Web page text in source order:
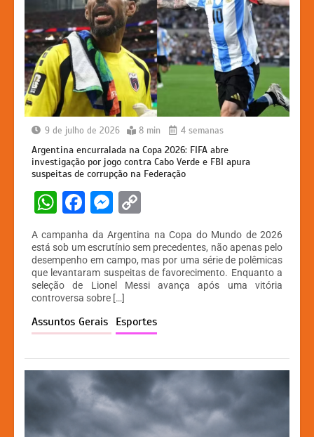
9 de julho de 2026 8 min 4 semanas
Argentina encurralada na Copa 2026: FIFA abre
investigação por jogo contra Cabo Verde e FBI apura
suspeitas de corrupção na Federação
W
at
s
A
p
p
F
a
c
e
b
o
o
k
M
s
s
e
n
g
er
p
y
Li
n
k
A campanha da Argentina na Copa do Mundo de 2026
está sob um escrutínio sem precedentes, não apenas pelo
desempenho em campo, mas por uma série de polêmicas
que levantaram suspeitas de favorecimento. Enquanto a
seleção de Lionel Messi avança após uma vitória
controversa sobre […]
Assuntos Gerais Esportes